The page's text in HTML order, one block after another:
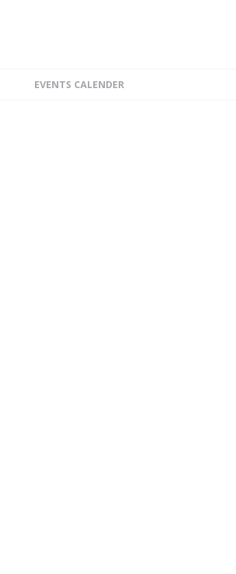
EVENTS CALENDER